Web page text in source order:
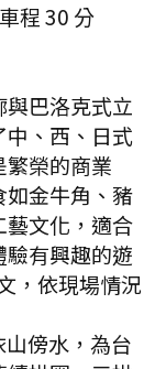
車程30 分
巴洛克式立
中、西、日式
榮的商業
金牛角、豬
藝文化，適合
有興趣的遊
，依現場情況
傍水，為台